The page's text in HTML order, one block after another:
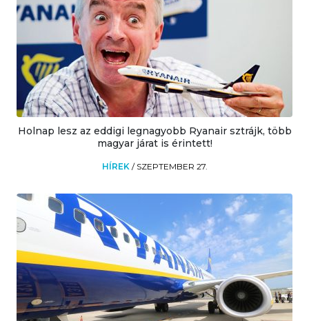
Holnap lesz az eddigi legnagyobb Ryanair sztrájk, több
magyar járat is érintett!
HÍREK / SZEPTEMBER 27.